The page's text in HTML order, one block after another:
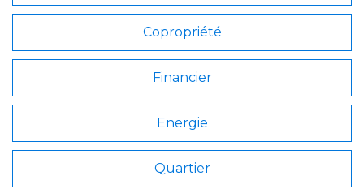
Copropriété
Financier
Energie
Quartier